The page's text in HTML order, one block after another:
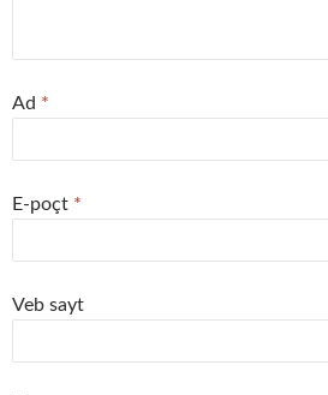
Ad *
E-poçt *
Veb sayt